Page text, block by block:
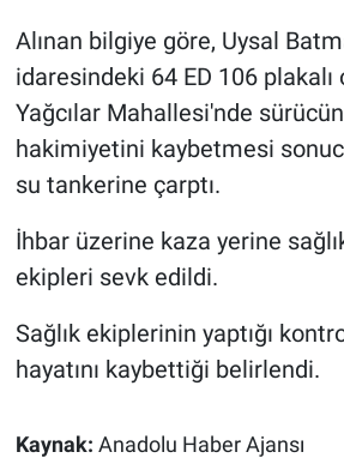
Alınan bilgiye göre, Uysal
idaresindeki 64 ED 106
Yağcılar Mahallesi'nde
hakimiyetini kaybetmesi
su tankerine çarptı.
İhbar üzerine kaza yerine
ekipleri sevk edildi.
Sağlık ekiplerinin yaptığı
hayatını kaybettiği belirlendi.
Kaynak: Anadolu Haber Ajansı
Yaşam